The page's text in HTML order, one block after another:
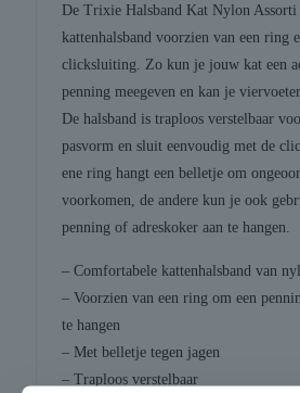
De Trixie Halsband Kat Nylon Assorti
kattenhalsband voorzien van een ring
clicksluiting. Zo kun je jouw kat een
penning meegeven en kan je
De halsband is traploos verstelbaar
pasvorm en sluit eenvoudig met de
ene ring hangt een belletje om
voorkomen, de andere kun je ook
penning of adreskoker aan te hangen.
– Comfortabele kattenhalsband van
– Voorzien van een ring om een
te hangen
– Met belletje tegen jagen
– Traploos verstelbaar